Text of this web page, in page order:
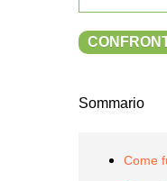
Sommario
Come